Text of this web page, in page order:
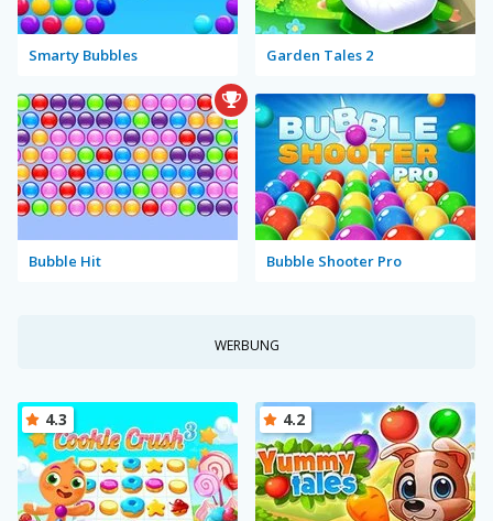
Smarty Bubbles Garden Tales 2
Bubble Hit Bubble Shooter Pro
WERBUNG
4.3 4.2